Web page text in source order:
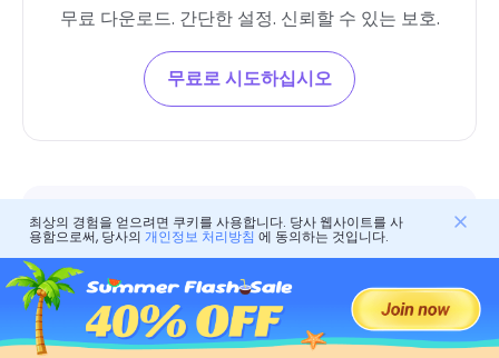
무료 다운로드. 간단한 설정. 신뢰할 수 있는 보호.
무료로 시도하십시오
kidcaring
kidcaring, FlashGet Kids의 수석 작가.
그녀는 디지털 세계에서 자녀 보호 기능을 구현
최상의 경험을 얻으려면 쿠키를 사용합니다. 당사 웹사이트를 사
용함으로써, 당사의 개인정보 처리방침 에 동의하는 것입니다.